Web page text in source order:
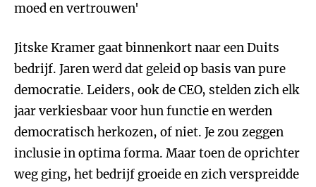
moed en vertrouwen'
Jitske Kramer gaat binnenkort naar een Duits
bedrijf. Jaren werd dat geleid op basis van pure
democratie. Leiders, ook de CEO, stelden zich elk
jaar verkiesbaar voor hun functie en werden
democratisch herkozen, of niet. Je zou zeggen
inclusie in optima forma. Maar toen de oprichter
weg ging, het bedrijf groeide en zich verspreidde